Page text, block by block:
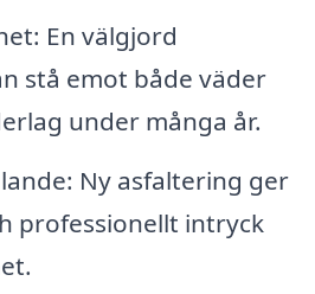
En välgjord
stå emot både väder
under många år.
Ny asfaltering ger
professionellt intryck